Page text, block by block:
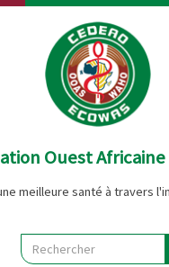
Ouest
meilleure santé à travers
Search
Rechercher